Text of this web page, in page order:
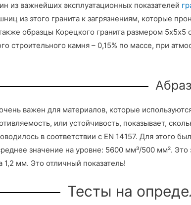
из важнейших эксплуатационных показателей
из этого гранита к загрязнениям, которые
образцы Корецкого гранита размером
строительного камня – 0,15% по массе, при
важен для материалов, которые
или устойчивость, показывает,
в соответствии с EN 14157. Для этого
значение на уровне: 5600 мм³/500 мм².
1,2 мм. Это отличный показатель!
Тесты на